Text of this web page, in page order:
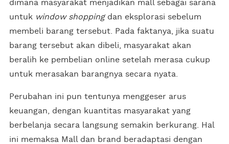
dimana masyarakat menjadikan mall sebagai sarana
untuk window shoppingdan eksplorasi sebelum
membeli barang tersebut. Pada faktanya, jika suatu
barang tersebut akan dibeli, masyarakat akan
beralih ke pembelian online setelah merasa cukup
untuk merasakan barangnya secara nyata.
Perubahan ini pun tentunya menggeser arus
keuangan, dengan kuantitas masyarakat yang
berbelanja secara langsung semakin berkurang. Hal
ini memaksa Mall dan brand beradaptasi dengan